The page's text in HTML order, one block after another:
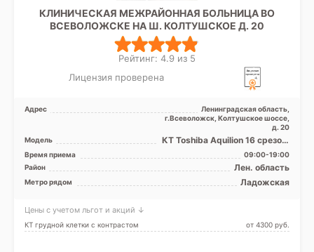
КЛИНИЧЕСКАЯ МЕЖРАЙОННАЯ БОЛЬНИЦА ВО
ВСЕВОЛОЖСКЕ НА Ш. КОЛТУШСКОЕ Д. 20
Рейтинг: 4.9 из 5
Лицензия проверена
Адрес
Ленинградская область,
г.Всеволожск, Колтушское шоссе,
д. 20
Модель
КТ Toshiba Aquilion 16 срезов,
УЗИ
Время приема
09:00-19:00
Район
Лен. область
Метро рядом Ладожская
Цены с учетом льгот и акций ↓
КТ грудной клетки с контрастом от 4300 pуб.